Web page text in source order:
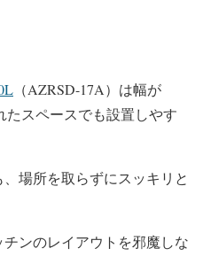
（AZRSD-17A）は幅が
たスペースでも設置しやす
場所を取らずにスッキリと
ンのレイアウトを邪魔しな